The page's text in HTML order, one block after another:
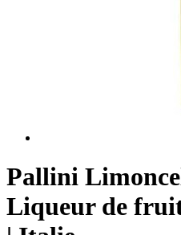
Pallini
Liqueur de